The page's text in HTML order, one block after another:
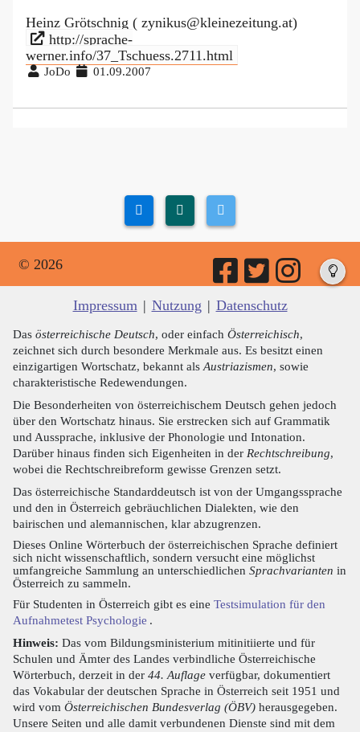
Heinz Grötschnig ( zynikus@kleinezeitung.at)
http://sprache-
werner.info/37_Tschuess.2711.html
JoDo 01.09.2007
© 2026
Impressum | Nutzung | Datenschutz
Das österreichische Deutsch, oder einfach Österreichisch,
zeichnet sich durch besondere Merkmale aus. Es besitzt einen
einzigartigen Wortschatz, bekannt als Austriazismen, sowie
charakteristische Redewendungen.
Die Besonderheiten von österreichischem Deutsch gehen jedoch
über den Wortschatz hinaus. Sie erstrecken sich auf Grammatik
und Aussprache, inklusive der Phonologie und Intonation.
Darüber hinaus finden sich Eigenheiten in der Rechtschreibung,
wobei die Rechtschreibreform gewisse Grenzen setzt.
Das österreichische Standarddeutsch ist von der Umgangssprache
und den in Österreich gebräuchlichen Dialekten, wie den
bairischen und alemannischen, klar abzugrenzen.
Dieses Online Wörterbuch der österreichischen Sprache definiert
sich nicht wissenschaftlich, sondern versucht eine möglichst
umfangreiche Sammlung an unterschiedlichen Sprachvarianten in
Österreich zu sammeln.
Für Studenten in Österreich gibt es eine Testsimulation für den
Aufnahmetest Psychologie .
Hinweis: Das vom Bildungsministerium mitinitiierte und für
Schulen und Ämter des Landes verbindliche Österreichische
Wörterbuch, derzeit in der 44. Auflage verfügbar, dokumentiert
das Vokabular der deutschen Sprache in Österreich seit 1951 und
wird vom Österreichischen Bundesverlag (ÖBV) herausgegeben.
Unsere Seiten und alle damit verbundenen Dienste sind mit dem